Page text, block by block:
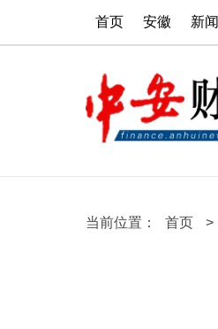
首页 安徽 新闻
当前位置： 首页 >